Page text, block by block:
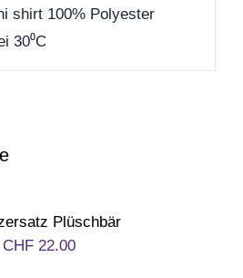
Silvester/Neujahr
shirt 100% Polyester
30⁰C
Plüschbär
CHF 22.00